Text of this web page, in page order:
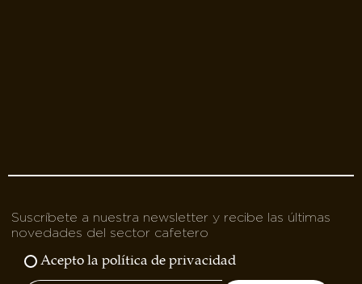
Suscríbete a nuestra newsletter y recibe las últimas
novedades del sector cafetero
Acepto la política de privacidad